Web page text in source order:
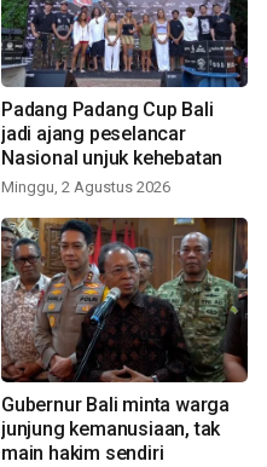
Padang Padang Cup Bali
jadi ajang peselancar
Nasional unjuk kehebatan
Minggu, 2 Agustus 2026
Gubernur Bali minta warga
junjung kemanusiaan, tak
main hakim sendiri